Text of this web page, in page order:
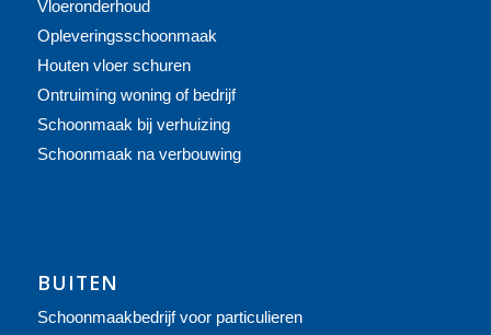
Vloeronderhoud
Opleveringsschoonmaak
Houten vloer schuren
Ontruiming woning of bedrijf
Schoonmaak bij verhuizing
Schoonmaak na verbouwing
BUITEN
Schoonmaakbedrijf voor particulieren